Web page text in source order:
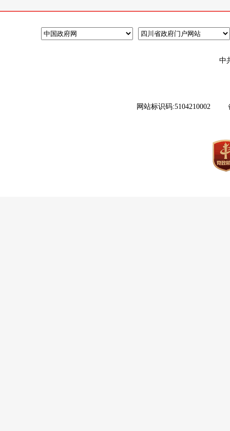
中
网站标识码:5104210002